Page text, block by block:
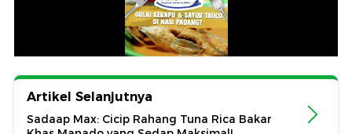
Artikel Selanjutnya
Sadaap Max: Cicip Rahang Tuna Rica Bakar